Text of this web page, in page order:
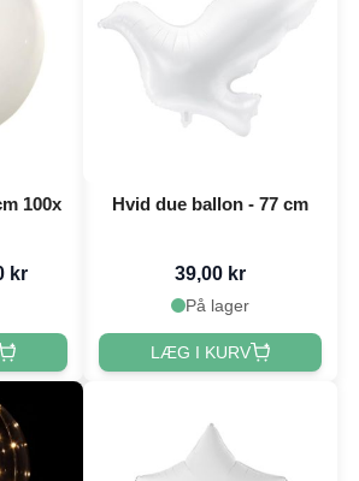
100x
kr
Hvid due ballon - 77 cm
39,00 kr
På lager
LÆG I KURV